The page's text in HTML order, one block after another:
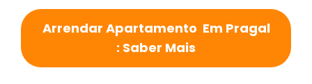
Arrendar Apartamento Em Pragal
: Saber Mais